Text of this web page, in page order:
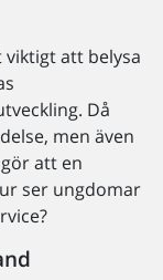
att belysa
Då
men även
att en
ser ungdomar